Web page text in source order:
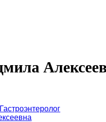
Гастроэнтеролог